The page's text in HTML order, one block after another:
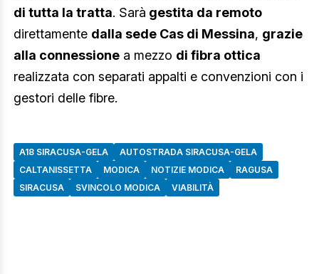
di tutta la tratta. Sarà gestita da remoto
direttamente dalla sede Cas di Messina, grazie
alla connessione a mezzo di fibra ottica
realizzata con separati appalti e convenzioni con i
gestori delle fibre.
A18 SIRACUSA-GELA
AUTOSTRADA SIRACUSA-GELA
CALTANISSETTA
MODICA NOTIZIE MODICA
RAGUSA
SIRACUSA
SVINCOLO MODICA VIABILITÀ